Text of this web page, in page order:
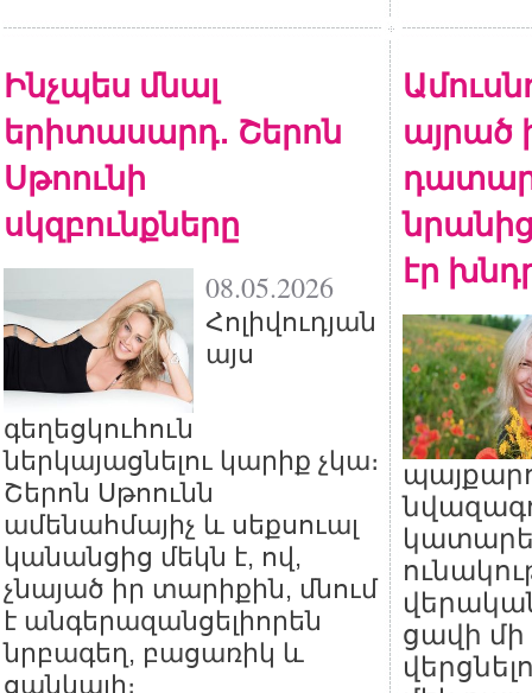
Ինչպես մնալ
երիտասարդ․ Շերոն
Սթոունի
սկզբունքները
08.05.2026
Հոլիվուդյան
այս
գեղեցկուհուն
ներկայացնելու կարիք չկա։
Շերոն Սթոունն
ամենահմայիչ և սեքսուալ
կանանցից մեկն է, ով,
չնայած իր տարիքին, մնում
է անգերազանցելիորեն
նրբագեղ, բացառիկ և
ցանկալի։
այրած
նրանից
էր
ցավի մի